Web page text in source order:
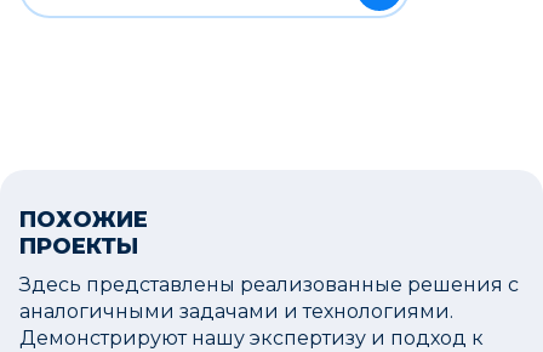
ПОХОЖИЕ
ПРОЕКТЫ
Здесь представлены реализованные решения с
аналогичными задачами и технологиями.
Демонстрируют нашу экспертизу и подход к